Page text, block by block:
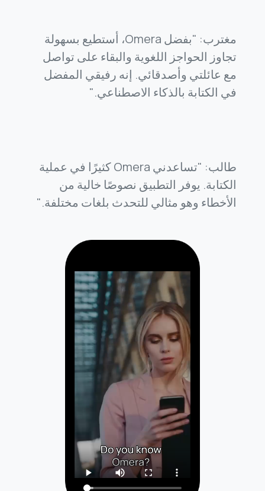
مغترب: "بفضل Omera، أستطيع بسهولة
تجاوز الحواجز اللغوية والبقاء على تواصل
مع عائلتي وأصدقائي. إنه رفيقي المفضل
في الكتابة بالذكاء الاصطناعي."
طالب: "تساعدني Omera كثيرًا في عملية
الكتابة. يوفر التطبيق نصوصًا خالية من
الأخطاء وهو مثالي للتحدث بلغات مختلفة."